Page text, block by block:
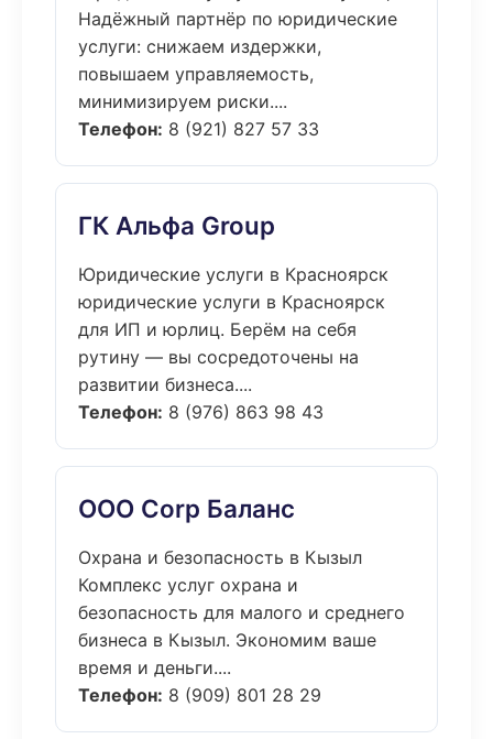
Надёжный партнёр по юридические
услуги: снижаем издержки,
повышаем управляемость,
минимизируем риски....
Телефон: 8 (921) 827 57 33
ГК Альфа Group
Юридические услуги в Красноярск
юридические услуги в Красноярск
для ИП и юрлиц. Берём на себя
рутину — вы сосредоточены на
развитии бизнеса....
Телефон: 8 (976) 863 98 43
ООО Corp Баланс
Охрана и безопасность в Кызыл
Комплекс услуг охрана и
безопасность для малого и среднего
бизнеса в Кызыл. Экономим ваше
время и деньги....
Телефон: 8 (909) 801 28 29